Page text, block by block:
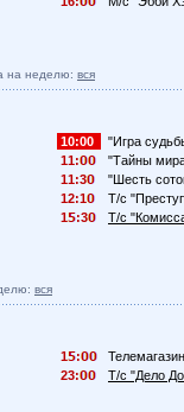
на неделю: вся
10:00
"Игра
11:
"Тайны
11:3
"Шесть
12:1
Т/с
1
:3 Т/с
вся
1 :
23:
Т/с "Дело